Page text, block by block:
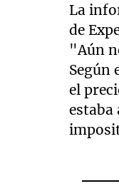
La
de
"Aún
Según
el
estaba